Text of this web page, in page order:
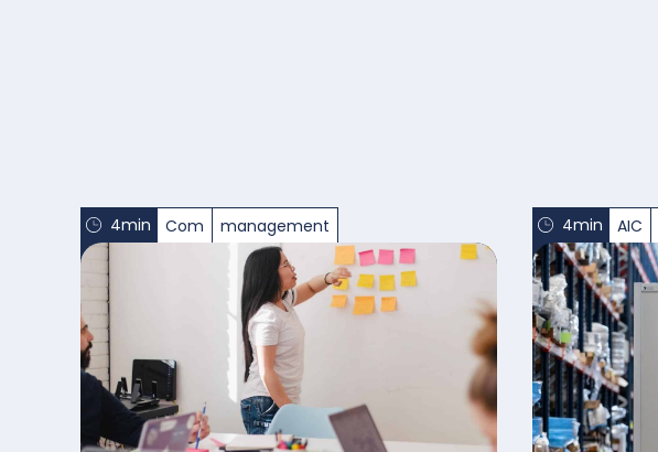
4min Com management 4min AIC